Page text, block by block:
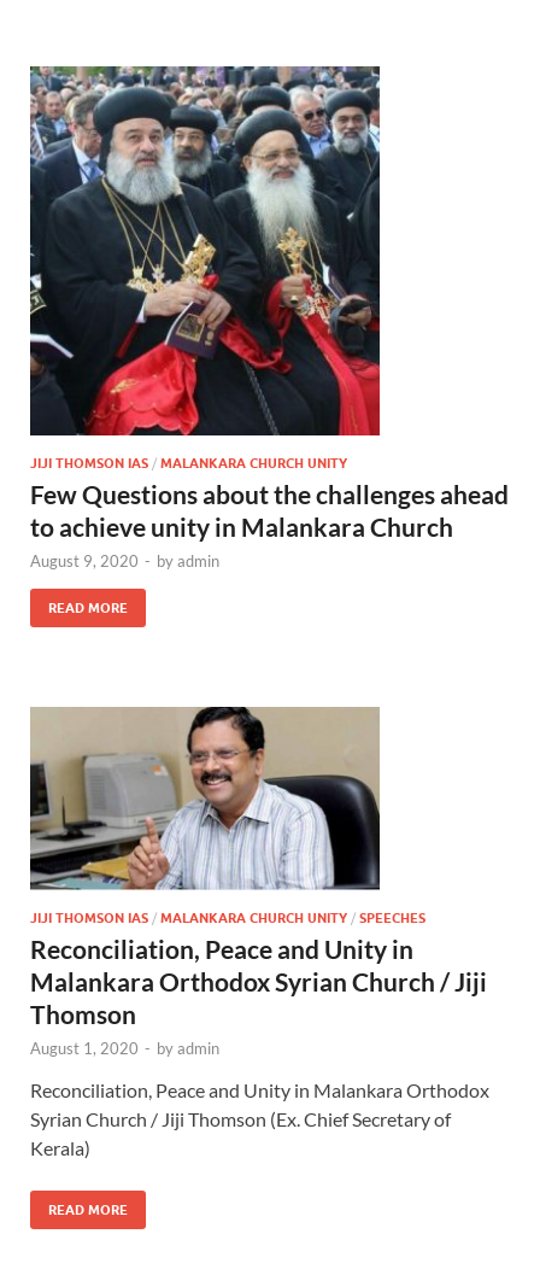
JIJI THOMSON IAS / MALANKARA CHURCH UNITY
Few Questions about the challenges ahead
to achieve unity in Malankara Church
August 9, 2020 - byadmin
READ MORE
JIJI THOMSON IAS / MALANKARA CHURCH UNITY / SPEECHES
Reconciliation, Peace and Unity in
Malankara Orthodox Syrian Church / Jiji
Thomson
August 1, 2020 - byadmin
Reconciliation, Peace and Unity in Malankara Orthodox
Syrian Church / Jiji Thomson (Ex. Chief Secretary of
Kerala)
READ MORE